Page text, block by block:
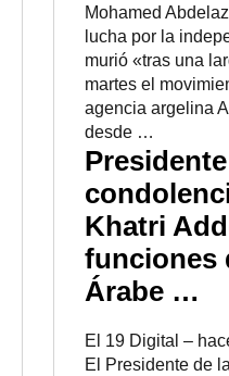
Mohamed
lucha por la
murió «tras una
martes el
agencia argelina
desde …
Khatri
funciones
Árabe …
El 19 Digital –
El Presidente de